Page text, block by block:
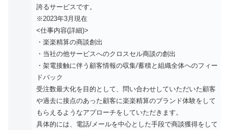
誇るサービスです。
※2023年3月現在
<仕事内容(詳細)>
・楽楽精算の商談創出
・当社の他サービスへのクロスセル商談の創出
・架電接触に伴う顧客情報の収集/蓄積と組織全体へのフィー
ドバック
受注数最大化を目的として、問い合わせしていただいた顧客
や過去に接点のあった顧客に楽楽精算のブランド体験をして
もらえるようなアプローチをしていただきます。
具体的には、電話/メールを中心とした手段で商談獲得をして